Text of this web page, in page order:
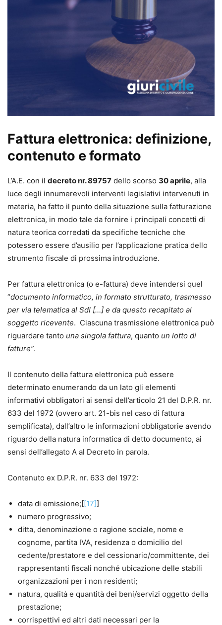
Fattura elettronica: definizione,
contenuto e formato
L’A.E. con il decreto nr. 89757 dello scorso 30 aprile, alla
luce degli innumerevoli interventi legislativi intervenuti in
materia, ha fatto il punto della situazione sulla fatturazione
elettronica, in modo tale da fornire i principali concetti di
natura teorica corredati da specifiche tecniche che
potessero essere d’ausilio per l’applicazione pratica dello
strumento fiscale di prossima introduzione.
Per fattura elettronica (o e-fattura) deve intendersi quel
“documento informatico, in formato strutturato, trasmesso
per via telematica al SdI […] e da questo recapitato al
soggetto ricevente. Ciascuna trasmissione elettronica può
riguardare tanto una singola fattura, quanto un lotto di
fatture”.
Il contenuto della fattura elettronica può essere
determinato enumerando da un lato gli elementi
informativi obbligatori ai sensi dell’articolo 21 del D.P.R. nr.
633 del 1972 (ovvero art. 21-bis nel caso di fattura
semplificata), dall’altro le informazioni obbligatorie avendo
riguardo della natura informatica di detto documento, ai
sensi dell’allegato A al Decreto in parola.
Contenuto ex D.P.R. nr. 633 del 1972:
data di emissione;[[17]]
numero progressivo;
ditta, denominazione o ragione sociale, nome e
cognome, partita IVA, residenza o domicilio del
cedente/prestatore e del cessionario/committente, dei
rappresentanti fiscali nonché ubicazione delle stabili
organizzazioni per i non residenti;
natura, qualità e quantità dei beni/servizi oggetto della
prestazione;
corrispettivi ed altri dati necessari per la